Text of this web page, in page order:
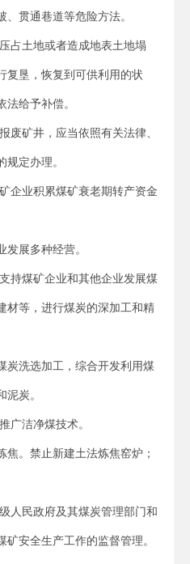
贯通巷道等危险方法。
占土地或者造成地表土地塌
复垦，恢复到可供利用的状
法给予补偿。
废矿井，应当依照有关法律、
定办理。
企业积累煤矿衰老期转产资金
发展多种经营。
持煤矿企业和其他企业发展煤
材等，进行煤炭的深加工和精
炭洗选加工，综合开发利用煤
泥炭。
广洁净煤技术。
焦。禁止新建土法炼焦窑炉；
人民政府及其煤炭管理部门和
安全生产工作的监督管理。